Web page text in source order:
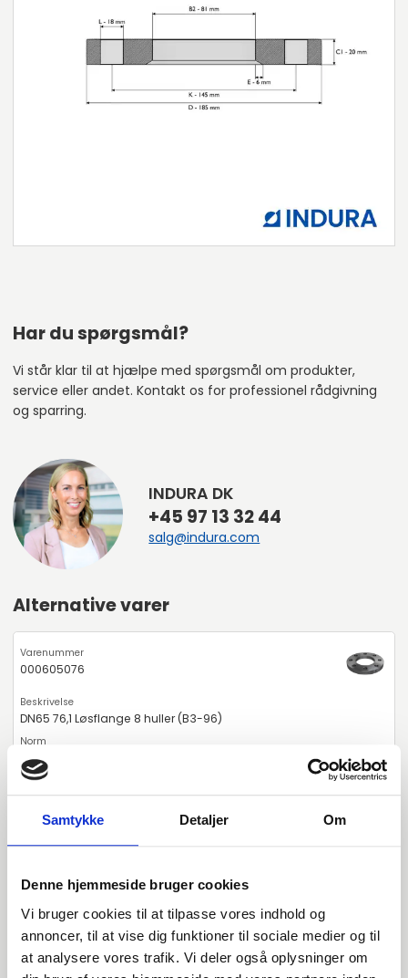
Samtykke Detaljer Om
Denne hjemmeside bruger cookies
Vi bruger cookies til at tilpasse vores indhold og
annoncer, til at vise dig funktioner til sociale medier og til
at analysere vores trafik. Vi deler også oplysninger om
Har du spørgsmål?
Vi står klar til at hjælpe med spørgsmål om produkter,
service eller andet. Kontakt os for professionel rådgivning
og sparring.
INDURA DK
+45 97 13 32 44
salg@indura.com
Alternative varer
000605076
DN65 76,1 Løsflange 8 huller (B3-96)
EN 1092-1 T:04 A PN10-16
P250GH 1.0460
000605078
DN65 76,1 Løsflange (B3-96)